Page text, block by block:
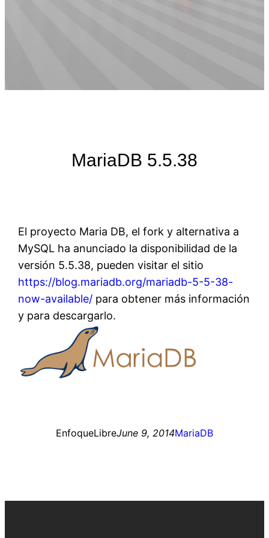
MariaDB 5.5.38
El proyecto Maria DB, el fork y alternativa a
MySQL ha anunciado la disponibilidad de la
versión 5.5.38, pueden visitar el sitio
https://blog.mariadb.org/mariadb-5-5-38-
now-available/ para obtener más información
y para descargarlo.
EnfoqueLibreJune 9, 2014MariaDB